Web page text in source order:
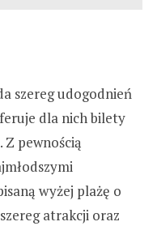
szereg udogodnień
dla nich bilety
Z pewnością
wyżej plażę o
atrakcji oraz